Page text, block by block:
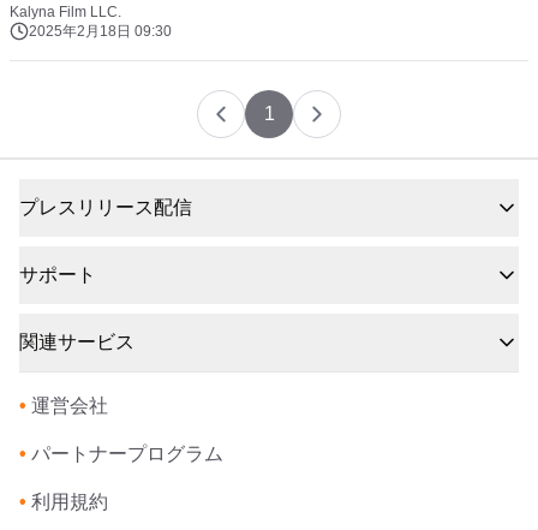
Kalyna Film LLC.
2025年2月18日 09:30
1
プレスリリース配信
サポート
関連サービス
• 運営会社
• パートナープログラム
• 利用規約